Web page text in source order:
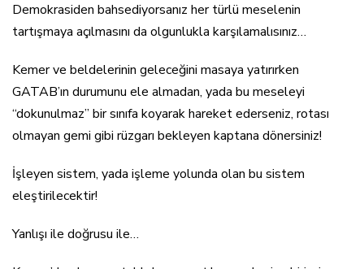
Demokrasiden bahsediyorsanız her türlü meselenin
tartışmaya açılmasını da olgunlukla karşılamalısınız…
Kemer ve beldelerinin geleceğini masaya yatırırken
GATAB’ın durumunu ele almadan, yada bu meseleyi
“dokunulmaz” bir sınıfa koyarak hareket ederseniz, rotası
olmayan gemi gibi rüzgarı bekleyen kaptana dönersiniz!
İşleyen sistem, yada işleme yolunda olan bu sistem
eleştirilecektir!
Yanlışı ile doğrusu ile…